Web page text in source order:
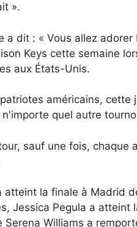
».
a dit : « Vous allez
Keys cette semaine
aux États-Unis.
américains, cette
quel autre
sauf une fois, chaque
atteint la finale à Madrid
Jessica Pegula a atteint
Williams a